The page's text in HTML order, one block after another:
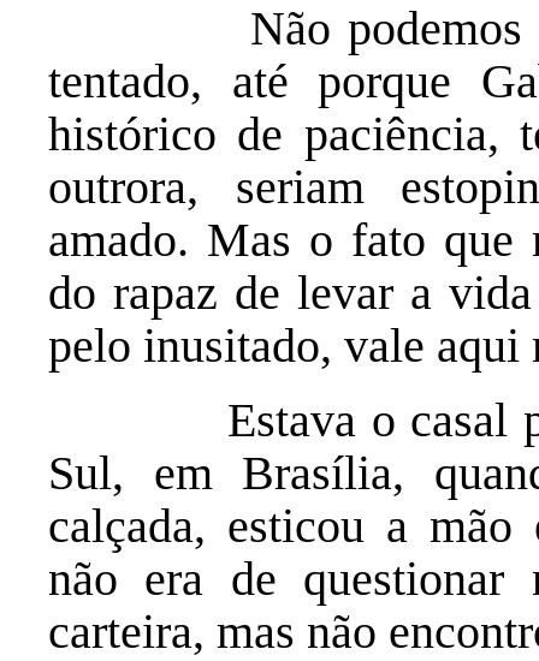
Não podemos
tentado, até porque
histórico de paciência,
outrora, seriam
amado. Mas o fato
do rapaz de levar a
pelo inusitado, vale aqui
Estava o casal
Sul, em Brasília,
calçada, esticou a
não era de questionar
carteira, mas não